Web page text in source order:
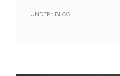
UNDER : BLOG